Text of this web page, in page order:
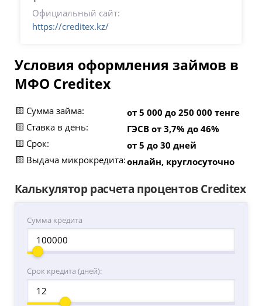
Официальный сайт:
https://creditex.kz/
Условия оформления займов в
МФО Creditex
🟨 Сумма займа:
от 5 000 до 250 000 тенге
🟨 Ставка в день:
ГЭСВ от 3,7% до 46%
🟨 Срок:
от 5 до 30 дней
🟨 Выдача микрокредита:онлайн, круглосуточно
Калькулятор расчета процентов Creditex
Сумма кредита
Срок кредита (дней):